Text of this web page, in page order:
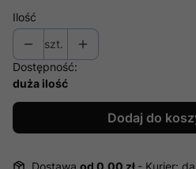
Ilość
szt.
Dostępność:
duża ilość
Dodaj do